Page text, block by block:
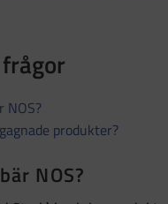
NOS?
produkter?
NOS?